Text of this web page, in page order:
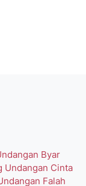
Byar
Undangan Cinta
Falah